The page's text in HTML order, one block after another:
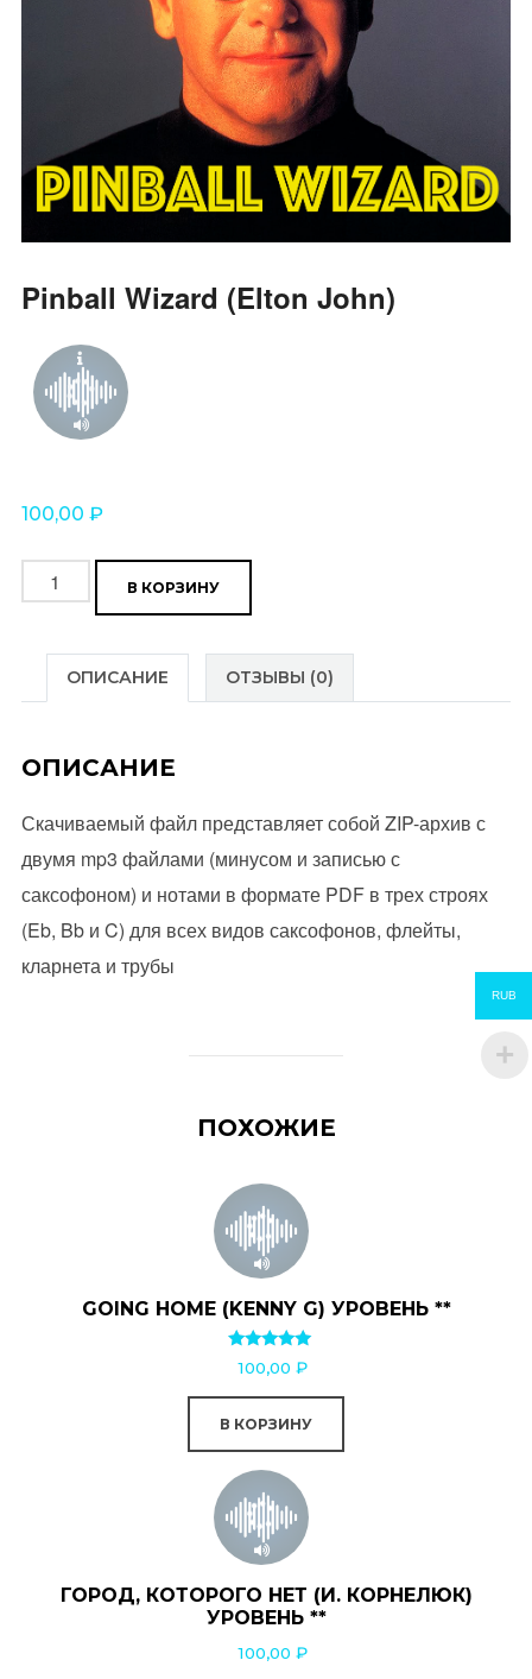
Pinball Wizard (Elton John)
100,00 ₽
Количество
товара
Wizard
(Elton
В КОРЗИНУ
ОПИСАНИЕ ОТЗЫВЫ (0)
ОПИСАНИЕ
Скачиваемый файл представляет собой ZIP-архив с
двумя mp3 файлами (минусом и записью с
саксофоном) и нотами в формате PDF в трех строях
(Eb, Bb и C) для всех видов саксофонов, флейты,
кларнета и трубы
ПОХОЖИЕ
GOING HOME (KENNY G) УРОВЕНЬ **
Оценка
5.00
100,00 ₽
В КОРЗИНУ
ГОРОД, КОТОРОГО НЕТ (И. КОРНЕЛЮК)
УРОВЕНЬ **
100,00 ₽
RUB